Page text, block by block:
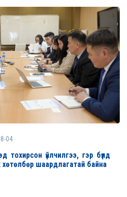
04
тохирсон үйлчилгээ, гэр бүлд
хөтөлбөр шаардлагатай байна